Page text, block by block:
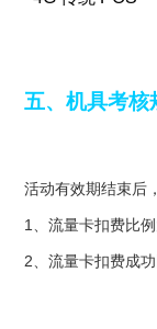
五、机具考核
活动有效期结束后
1、流量卡扣费比
2、流量卡扣费成